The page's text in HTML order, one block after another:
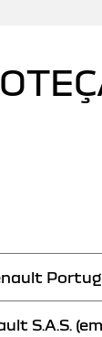
S.A.S.